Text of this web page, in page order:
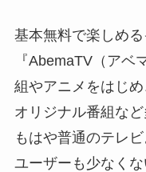
基本無料で楽しめ
『AbemaTV（アベ
組やアニメをはじめ
オリジナル番組な
もはや普通のテレ
ユーザーも少なくな